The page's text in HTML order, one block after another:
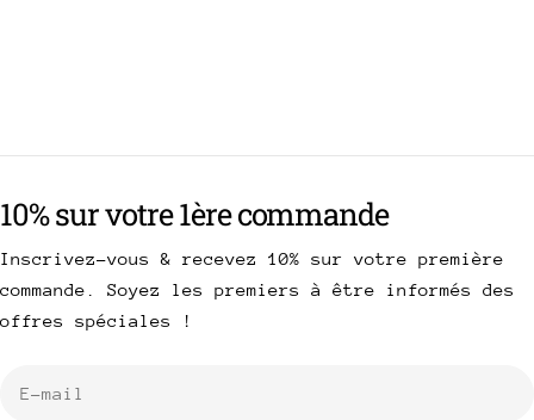
10% sur votre 1ère commande
Inscrivez-vous & recevez 10% sur votre première
commande. Soyez les premiers à être informés des
offres spéciales !